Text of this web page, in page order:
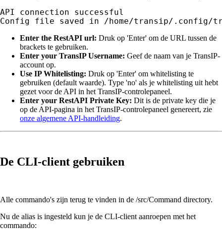
API connection successful
Config file saved in /home/transip/.config/
Enter the RestAPI url: Druk op 'Enter' om de URL tussen de
brackets te gebruiken.
Enter your TransIP Username: Geef de naam van je TransIP-
account op.
Use IP Whitelisting: Druk op 'Enter' om whitelisting te
gebruiken (default waarde). Type 'no' als je whitelisting uit hebt
gezet voor de API in het TransIP-controlepaneel.
Enter your RestAPI Private Key: Dit is de private key die je
op de API-pagina in het TransIP-controlepaneel genereert, zie
onze algemene API-handleiding.
De CLI-client gebruiken
Alle commando's zijn terug te vinden in de /src/Command directory.
Nu de alias is ingesteld kun je de CLI-client aanroepen met het
commando: